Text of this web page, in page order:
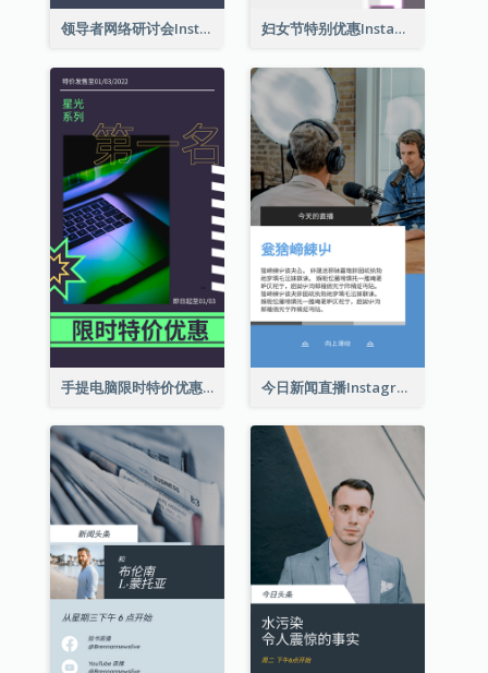
领导者网络研讨会Instagram限时动态 妇女节特别优惠Instagram限时动态
手提电脑限时特价优惠Instagram限时动态 今日新闻直播Instagram限时动态